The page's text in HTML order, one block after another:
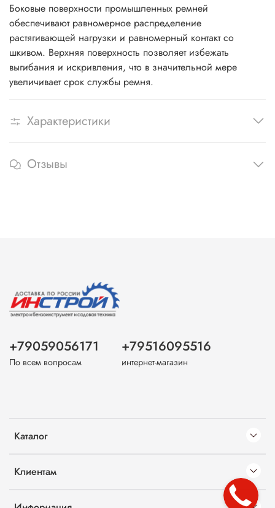
Боковые поверхности промышленных ремней
обеспечивают равномерное распределение
растягивающей нагрузки и равномерный контакт со
шкивом. Верхняя поверхность позволяет избежать
выгибания и искривления, что в значительной мере
увеличивает срок службы ремня.
Характеристики
Отзывы
Каталог
Клиентам
+79059056171
По всем вопросам
+79516095516
интернет-магазин